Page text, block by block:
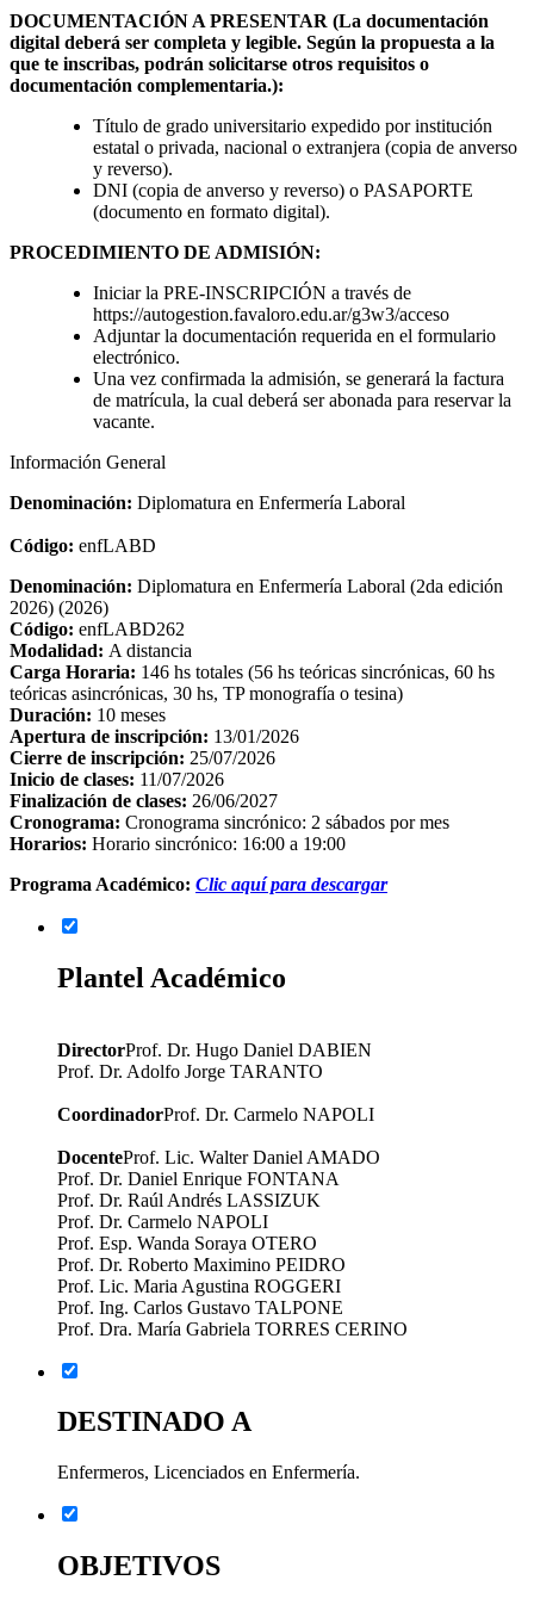
DOCUMENTACIÓN A PRESENTAR (La documentación
digital deberá ser completa y legible. Según la propuesta a la
que te inscribas, podrán solicitarse otros requisitos o
documentación complementaria.):
Título de grado universitario expedido por institución
estatal o privada, nacional o extranjera (copia de anverso
y reverso).
DNI (copia de anverso y reverso) o PASAPORTE
(documento en formato digital).
PROCEDIMIENTO DE ADMISIÓN:
Iniciar la PRE-INSCRIPCIÓN a través de
https://autogestion.favaloro.edu.ar/g3w3/acceso
Adjuntar la documentación requerida en el formulario
electrónico.
Una vez confirmada la admisión, se generará la factura
de matrícula, la cual deberá ser abonada para reservar la
vacante.
Información General
Denominación: Diplomatura en Enfermería Laboral
Código: enfLABD
Denominación: Diplomatura en Enfermería Laboral (2da edición
2026) (2026)
Código: enfLABD262
Modalidad: A distancia
Carga Horaria: 146 hs totales (56 hs teóricas sincrónicas, 60 hs
teóricas asincrónicas, 30 hs, TP monografía o tesina)
Duración: 10 meses
Apertura de inscripción: 13/01/2026
Cierre de inscripción: 25/07/2026
Inicio de clases: 11/07/2026
Finalización de clases: 26/06/2027
Cronograma: Cronograma sincrónico: 2 sábados por mes
Horarios: Horario sincrónico: 16:00 a 19:00
Programa Académico: Clic aquí para descargar
Plantel Académico
DirectorProf. Dr. Hugo Daniel DABIEN
Prof. Dr. Adolfo Jorge TARANTO
CoordinadorProf. Dr. Carmelo NAPOLI
DocenteProf. Lic. Walter Daniel AMADO
Prof. Dr. Daniel Enrique FONTANA
Prof. Dr. Raúl Andrés LASSIZUK
Prof. Dr. Carmelo NAPOLI
Prof. Esp. Wanda Soraya OTERO
Prof. Dr. Roberto Maximino PEIDRO
Prof. Lic. Maria Agustina ROGGERI
Prof. Ing. Carlos Gustavo TALPONE
Prof. Dra. María Gabriela TORRES CERINO
DESTINADO A
Enfermeros, Licenciados en Enfermería.
OBJETIVOS